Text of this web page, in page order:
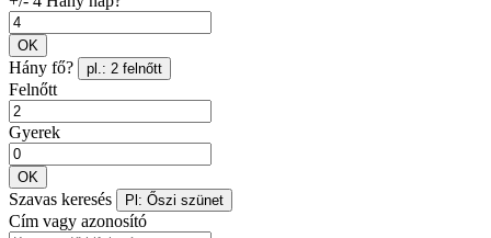
OK
Hány fő? pl.: 2 felnőtt
Felnőtt
Gyerek
OK
Szavas keresés Pl: Őszi szünet
Cím vagy azonosító